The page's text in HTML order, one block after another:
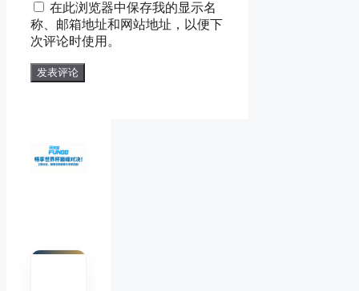
箱
地
址
地
址
在此浏览器中保存我的显示名
称、邮箱地址和网站地址，以便下
次评论时使用。